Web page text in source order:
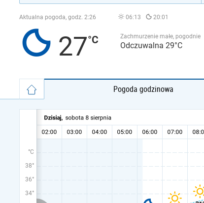
Aktualna pogoda, godz. 2:26 06:13 20:01
27 Zachmurzenie małe, pogodnie
Odczuwalna 29°C
Pogoda godzinowa
°C
38°
36°
34°